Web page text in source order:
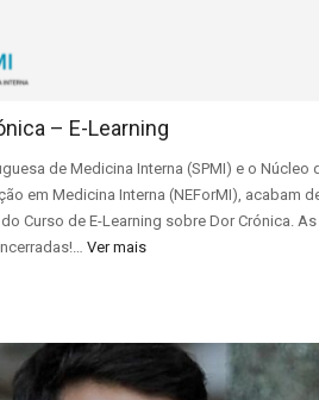
– E-Learning
de Medicina Interna (SPMI) e o Núcleo
em Medicina Interna (NEForMI), acabam
do Curso de E-Learning sobre Dor Crónica. As
Ver mais